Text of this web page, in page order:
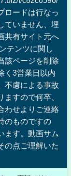
ロードは行なっ
ていません、埋
共有サイト元へ
テンツに関し
該ページを削除
く3営業日以内
不慮による事故
すので何卒、
わせよりご連絡
のものですの
ます。動画サム
の点ご理解いた